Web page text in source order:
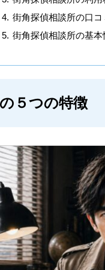
街角探偵相談所の口コ
街角探偵相談所の基本
５つの特徴